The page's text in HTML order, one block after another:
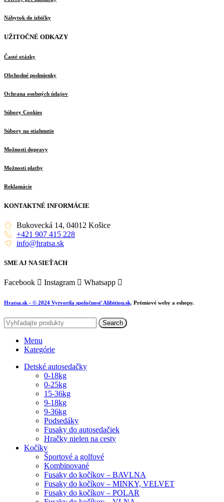
Nábytok do izbičky
UŽITOČNÉ ODKAZY
Časté otázky
Obchodné podmienky
Ochrana osobných údajov
Súbory Cookies
Súbory na stiahnutie
Možnosti dopravy
Možnosti platby
Reklamácie
KONTAKTNÉ INFORMÁCIE
Bukovecká 14, 04012 Košice
+421 907 415 228
info@hratsa.sk
SME AJ NA SIEŤACH
Facebook Instagram Whatsapp
Hratsa.sk - © 2024 Vytvorila spoločnosť Alibition.sk. Prémiové weby a eshopy.
Search
Menu
Kategórie
Detské autosedačky
0-18kg
0-25kg
15-36kg
9-18kg
9-36kg
Podsedáky
Fusaky do autosedačiek
Hračky nielen na cesty
Kočíky
Športové a golfové
Kombinované
Fusaky do kočíkov – BAVLNA
Fusaky do kočíkov – MINKY, VELVET
Fusaky do kočíkov – POLAR